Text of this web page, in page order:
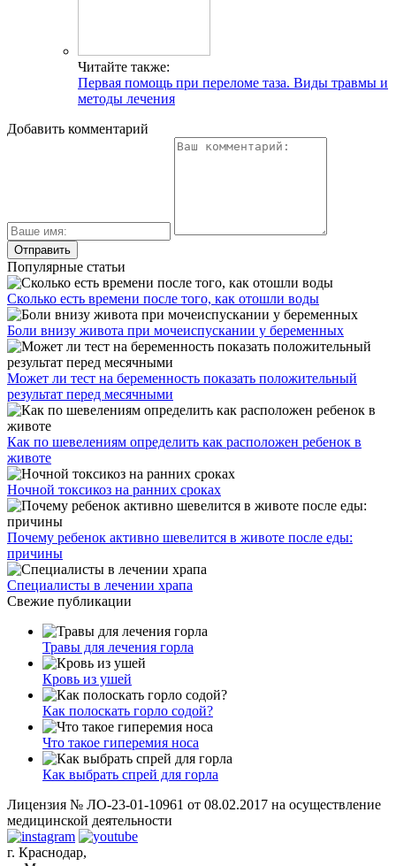
Читайте также:
Первая помощь при переломе таза. Виды травмы и
методы лечения
Добавить комментарий
Популярные статьи
Сколько есть времени после того, как отошли воды
Боли внизу живота при мочеиспускании у беременных
Может ли тест на беременность показать положительный
результат перед месячными
Как по шевелениям определить как расположен ребенок в
животе
Ночной токсикоз на ранних сроках
Почему ребенок активно шевелится в животе после еды:
причины
Специалисты в лечении храпа
Свежие публикации
Травы для лечения горла
Кровь из ушей
Как полоскать горло содой?
Что такое гиперемия носа
Как выбрать спрей для горла
Лицензия № ЛО-23-01-10961 от 08.02.2017 на осуществление
медицинской деятельности
г. Краснодар,